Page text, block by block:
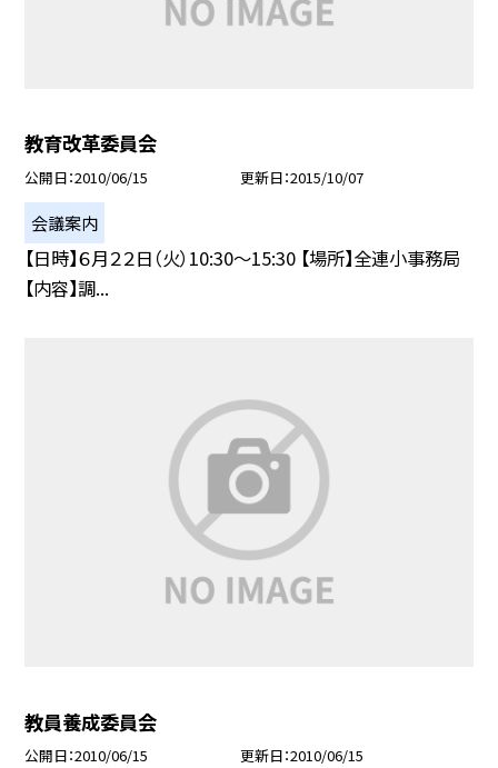
教育改革委員会
公開日 2010/06/15 更新日 2015/10/07
会議案内
【日時】６月２２日（火）10:30〜15:30 【場所】全連小事務局
【内容】調...
教員養成委員会
公開日 2010/06/15 更新日 2010/06/15